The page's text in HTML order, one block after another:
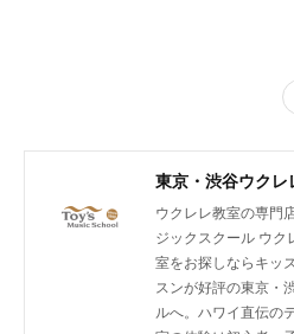
ウクレレ教室の専門
ジックスクール ウク
室をお探しならキッ
スンが好評の東京・
ルへ。ハワイ直伝の